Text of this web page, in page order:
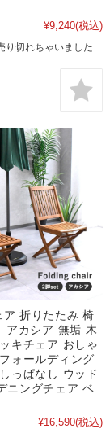
¥9,240(税込)
り切れちゃいました…
ア 折りたたみ 椅
アカシア 無垢 木
キチェア おしゃ
ォールディング
っぱなし ウッド
ニングチェア ベ
¥16,590(税込)